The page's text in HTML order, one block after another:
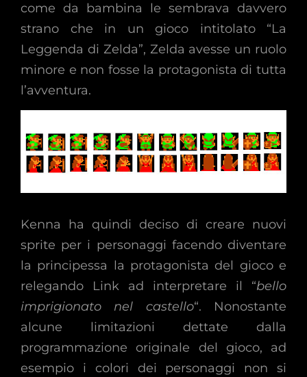
come da bambina le sembrava davvero
strano che in un gioco intitolato “La
Leggenda di Zelda”, Zelda avesse un ruolo
minore e non fosse la protagonista di tutta
l’avventura.
Kenna ha quindi deciso di creare nuovi
sprite per i personaggi facendo diventare
la principessa la protagonista del gioco e
relegando Link ad interpretare il “bello
imprigionato nel castello“. Nonostante
alcune limitazioni dettate dalla
programmazione originale del gioco, ad
esempio i colori dei personaggi non si